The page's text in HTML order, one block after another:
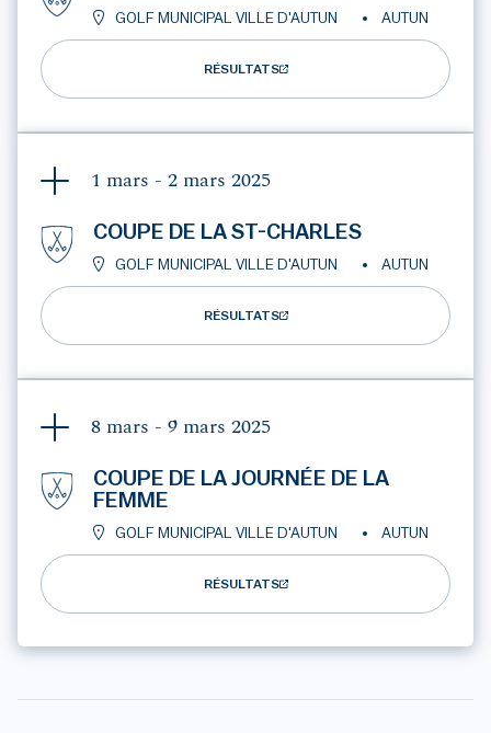
GOLF MUNICIPAL VILLE D'AUTUN AUTUN
RÉSULTATS
1 mars - 2 mars 2025
COUPE DE LA ST-CHARLES
GOLF MUNICIPAL VILLE D'AUTUN AUTUN
RÉSULTATS
8 mars - 9 mars 2025
COUPE DE LA JOURNÉE DE LA
FEMME
GOLF MUNICIPAL VILLE D'AUTUN AUTUN
RÉSULTATS